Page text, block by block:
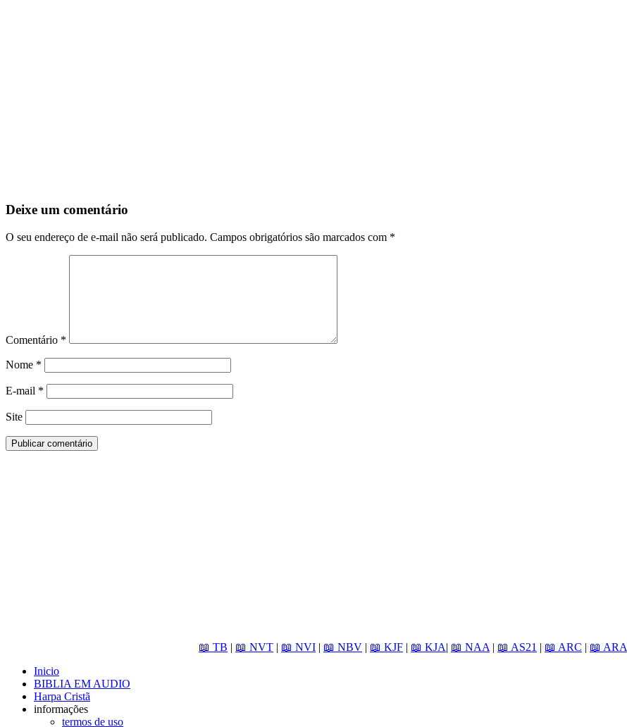
Deixe um comentário
O seu endereço de e-mail não será publicado. Campos obrigatórios são marcados com *
Comentário *
Nome *
E-mail *
Site
📖 TB | 📖 NVT | 📖 NVI | 📖 NBV | 📖 KJF | 📖 KJA| 📖 NAA | 📖 AS21 | 📖 ARC | 📖 ARA
Inicio
BIBLIA EM AUDIO
Harpa Cristã
informações
termos de uso